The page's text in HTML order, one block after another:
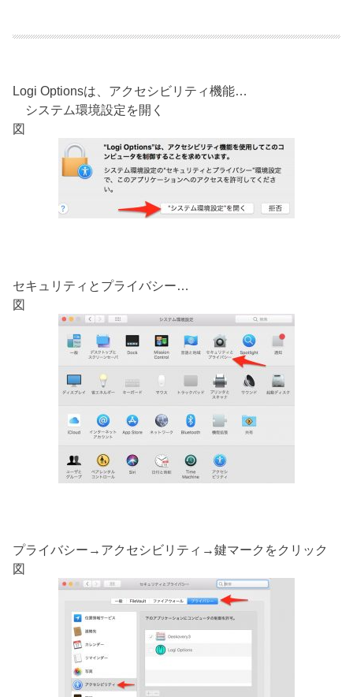
Logi Optionsは、アクセシビリティ機能…
システム環境設定を開く
図
セキュリティとプライバシー…
図
プライバシー→アクセシビリティ→鍵マークをクリック
図